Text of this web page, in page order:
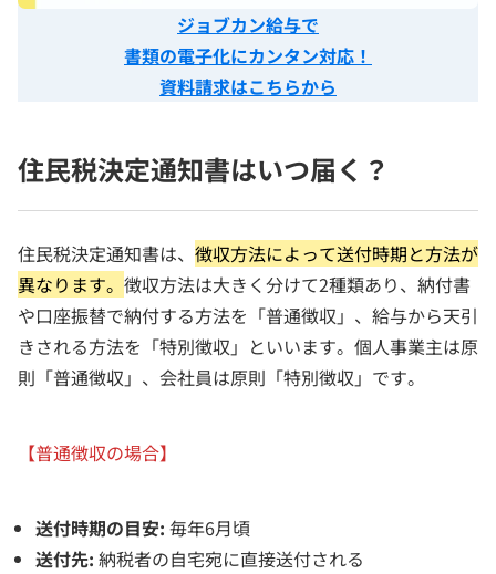
ジョブカン給与で
書類の電子化にカンタン対応！
資料請求はこちらから
住民税決定通知書はいつ届く？
住民税決定通知書は、 徴収方法によって送付時期と方法が
異なります。 徴収方法は大きく分けて2種類あり、納付書
や口座振替で納付する方法を「普通徴収」、給与から天引
きされる方法を「特別徴収」といいます。個人事業主は原
則「普通徴収」、会社員は原則「特別徴収」です。
【普通徴収の場合】
送付時期の目安: 毎年6月頃
送付先: 納税者の自宅宛に直接送付される